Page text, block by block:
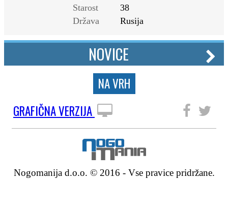
Starost
38
Država
Rusija
NOVICE
NA VRH
GRAFIČNA VERZIJA
Nogomanija d.o.o. © 2016 - Vse pravice pridržane.